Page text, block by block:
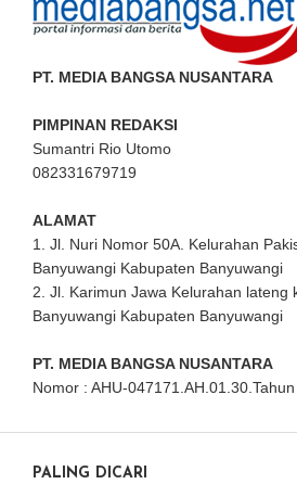
PT. MEDIA BANGSA NUSANTARA
PIMPINAN REDAKSI
Sumantri Rio Utomo
082331679719
ALAMAT
1. Jl. Nuri Nomor 50A. Kelurahan
Banyuwangi Kabupaten Banyuwangi
2. Jl. Karimun Jawa Kelurahan lateng
Banyuwangi Kabupaten Banyuwangi
PT. MEDIA BANGSA NUSANTARA
Nomor : AHU-
PALING DICARI